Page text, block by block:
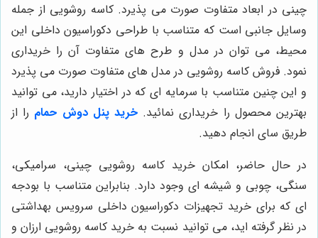
چینی در ابعاد متفاوت صورت می پذیرد. کاسه روشویی از جمله
وسایل جانبی است که متناسب با طراحی دکوراسیون داخلی این
محیط، می توان در مدل و طرح های متفاوت آن را خریداری
نمود. فروش کاسه روشویی در مدل های متفاوت صورت می پذیرد
و این چنین متناسب با سرمایه ای که در اختیار دارید، می توانید
بهترین محصول را خریداری نمائید. خرید پنل دوش حمام را از
طریق سای انجام دهید.
در حال حاضر، امکان خرید کاسه روشویی چینی، سرامیکی،
سنگی، چوبی و شیشه ای وجود دارد. بنابراین متناسب با بودجه
ای که برای خرید تجهیزات دکوراسیون داخلی سرویس بهداشتی
در نظر گرفته اید، می توانید نسبت به خرید کاسه روشویی ارزان و